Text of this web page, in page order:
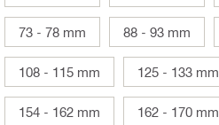
73 - 78 mm 88 - 93 mm
108 - 115 mm 125 - 133 mm
154 - 162 mm 162 - 170 mm